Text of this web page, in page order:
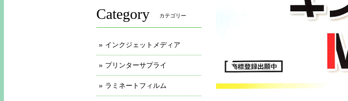
Category カテゴリー
インクジェットメディア
プリンターサプライ
ラミネートフィルム